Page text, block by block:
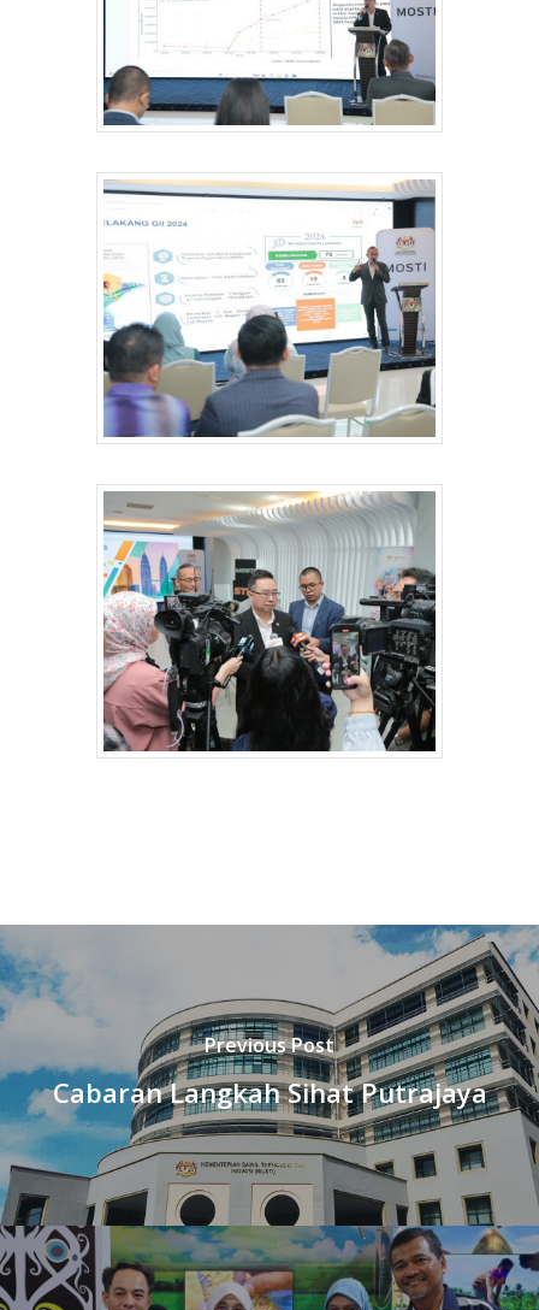
Previous Post
Cabaran Langkah Sihat Putrajaya